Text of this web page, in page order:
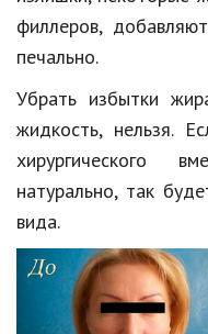
филлеров,
печально.
Убрать избытки
жидкость, нельзя.
хирургического
натурально, так
вида.